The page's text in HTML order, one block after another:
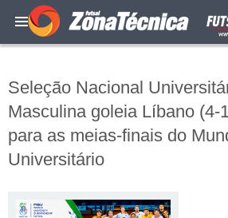
Seleção Nacional
Masculina goleia Líbano (4-
para as meias-finais do
Universitário